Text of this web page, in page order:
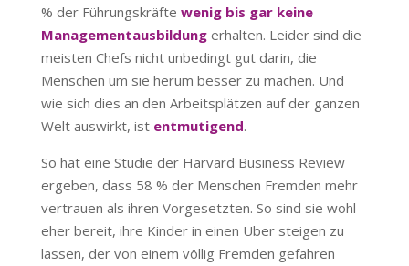
% der Führungskräfte wenig bis gar keine
Managementausbildungerhalten. Leider sind die
meisten Chefs nicht unbedingt gut darin, die
Menschen um sie herum besser zu machen. Und
wie sich dies an den Arbeitsplätzen auf der ganzen
Welt auswirkt, ist entmutigend.
So hat eine Studie der Harvard Business Review
ergeben, dass 58 % der Menschen Fremden mehr
vertrauen als ihren Vorgesetzten. So sind sie wohl
eher bereit, ihre Kinder in einen Uber steigen zu
lassen, der von einem völlig Fremden gefahren